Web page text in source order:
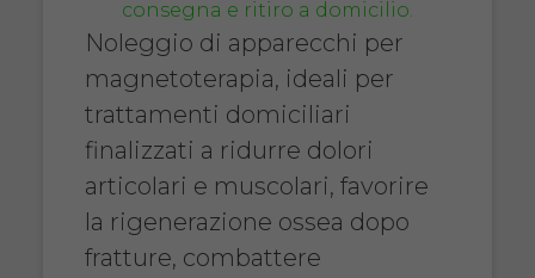
Noleggio di apparecchi per
magnetoterapia, ideali per
trattamenti domiciliari
finalizzati a ridurre dolori
articolari e muscolari, favorire
la rigenerazione ossea dopo
fratture, combattere